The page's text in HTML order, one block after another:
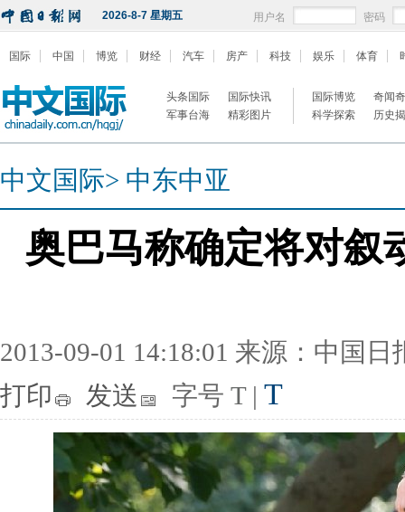
2026-8-7 星期五 用户名 密码
国际 中国 博览 财经 汽车 房产 科技 娱乐 体育
头条国际
国际快讯
军事台海
精彩图片
国际博览
奇闻
科学探索
历史
中文国际> 中东中亚
奥巴马称确定将对叙
2013-09-01 14:18:01 来源：中国日
打印
发送 字号 T | T